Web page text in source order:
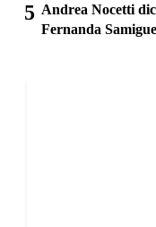
Andrea Nocetti
Fernanda